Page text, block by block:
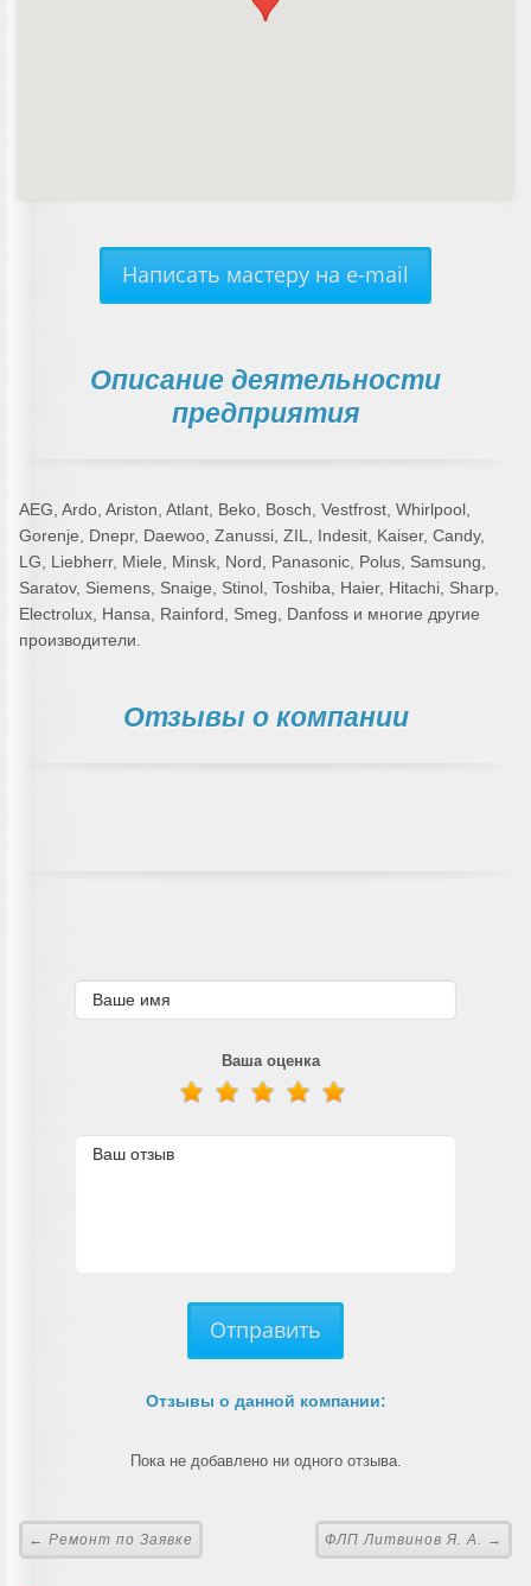
Написать мастеру на e-mail
Описание деятельности
предприятия
AEG, Ardo, Ariston, Atlant, Beko, Bosch, Vestfrost, Whirlpool,
Gorenje, Dnepr, Daewoo, Zanussi, ZIL, Indesit, Kaiser, Candy,
LG, Liebherr, Miele, Minsk, Nord, Panasonic, Polus, Samsung,
Saratov, Siemens, Snaige, Stinol, Toshiba, Haier, Hitachi, Sharp,
Electrolux, Hansa, Rainford, Smeg, Danfoss и многие другие
производители.
Отзывы о компании
Ваша оценка
Отправить
Отзывы о данной компании:
Пока не добавлено ни одного отзыва.
← Ремонт по Заявке ФЛП Литвинов Я. А. →